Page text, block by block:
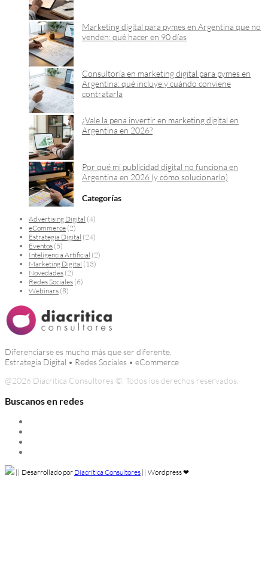
Marketing digital para pymes en Argentina que no
venden: qué hacer en 90 días
Consultoría en marketing digital para pymes en
Argentina: qué incluye y cuándo conviene
contratarla
¿Vale la pena invertir en marketing digital en
Argentina en 2026?
Por qué mi publicidad digital no funciona en
Argentina en 2026 (y cómo solucionarlo)
Categorías
Advertising Digital (4)
eCommerce (2)
Estrategia Digital (24)
Eventos (5)
Inteligencia Artificial (2)
Marketing Digital (13)
Novedades (2)
Redes Sociales (6)
Webinars (8)
Diferenciarse es mucho más que ser diferente.
Estrategia Digital • Redes Sociales • eCommerce
@2026 Diacrítica Consultores ©. Todos los derechos reservados.
Buscanos en redes
|| Desarrollado por Diacrítica Consultores || Wordpress ❤